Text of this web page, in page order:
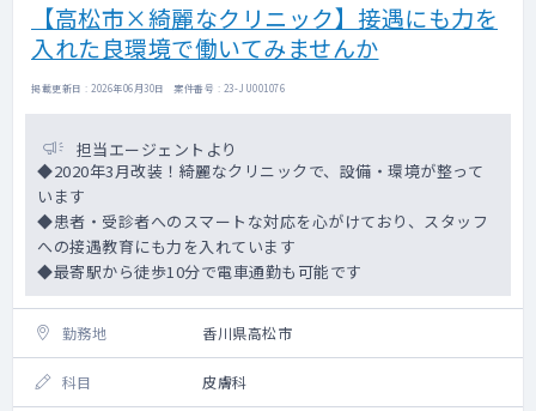
【高松市×綺麗なクリニック】接遇にも力を
入れた良環境で働いてみませんか
掲載更新日 : 2026年06月30日 案件番号 : 23-JU001076
担当エージェントより
◆2020年3月改装！綺麗なクリニックで、設備・環境が整って
います
◆患者・受診者へのスマートな対応を心がけており、スタッフ
への接遇教育にも力を入れています
◆最寄駅から徒歩10分で電車通勤も可能です
勤務地 香川県高松市
科目 皮膚科